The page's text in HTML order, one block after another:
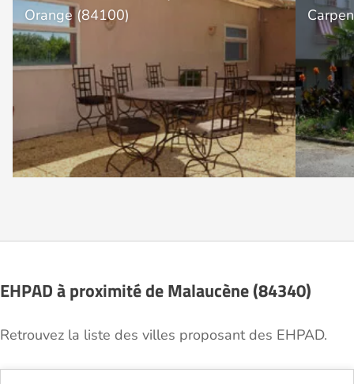
Orange (84100)
EHPAD à proximité de Malaucène (84340)
Retrouvez la liste des villes proposant des EHPAD.